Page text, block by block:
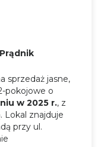
sprzedaż jasne,
pokojowe o
w 2025 r., z
Lokal znajduje
przy ul.